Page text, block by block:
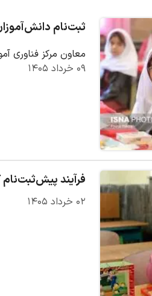
ثبت‌نام
معاون مرکز فناوری
۰۹ خرداد ۱۴۰۵
فرآیند
۰۲ خرداد ۱۴۰۵